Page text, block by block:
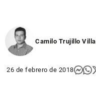
Camilo Trujillo Villa
26 de febrero de 2018